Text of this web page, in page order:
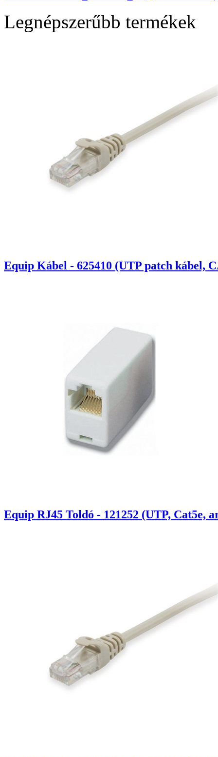
Legnépszerűbb termékek
Equip Kábel - 625410 (UTP patch kábel,
Equip RJ45 Toldó - 121252 (UTP, Cat5e,